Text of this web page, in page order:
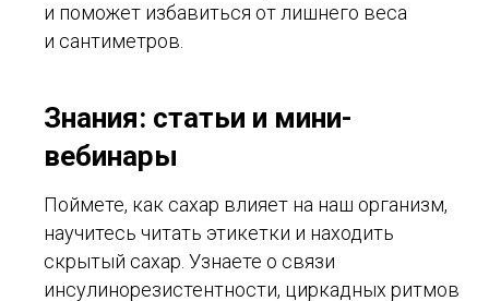
и поможет избавиться от лишнего веса
и сантиметров.
Знания: статьи и мини-
вебинары
Поймете, как сахар влияет на наш организм,
научитесь читать этикетки и находить
скрытый сахар. Узнаете о связи
инсулинорезистентности, циркадных ритмов